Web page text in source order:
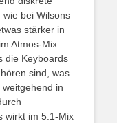
bei Wilsons
stärker in
Atmos-Mix.
die Keyboards
sind, was
in
wirkt im 5.1-Mix